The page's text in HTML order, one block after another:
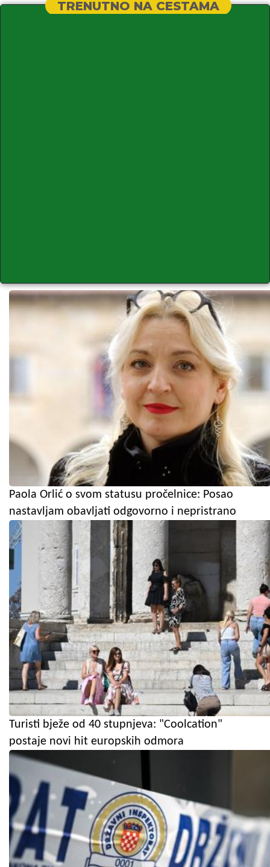
TRENUTNO NA CESTAMA
Paola Orlić o svom statusu pročelnice: Posao
nastavljam obavljati odgovorno i nepristrano
Turisti bježe od 40 stupnjeva: "Coolcation"
postaje novi hit europskih odmora